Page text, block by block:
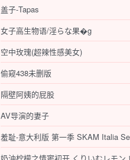
盖子-Tapas
女子高生物语/淫らな果�g
空中玫瑰(超辣性感美女)
偷窥438未删版
隔壁阿姨的屁股
AV导演的妻子
羞耻-意大利版 第一季 SKAM Italia
奶油柠檬之情窦初开 くりいむレモン